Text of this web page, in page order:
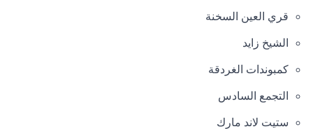
قري العين السخنة
الشيخ زايد
كمبوندات الغردقة
التجمع السادس
ستيت لاند مارك